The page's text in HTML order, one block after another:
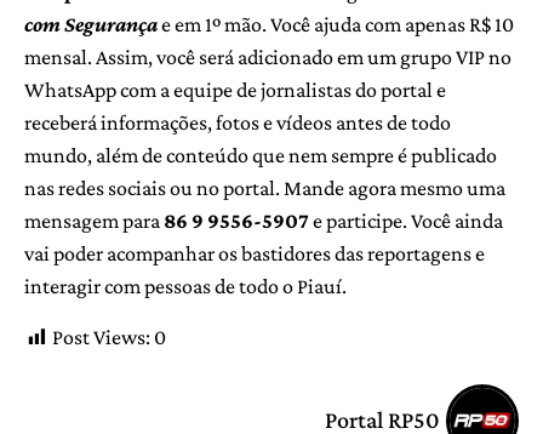
com Segurançae em 1º mão. Você ajuda com apenas R$ 10
mensal. Assim, você será adicionado em um grupo VIP no
WhatsApp com a equipe de jornalistas do portal e
receberá informações, fotos e vídeos antes de todo
mundo, além de conteúdo que nem sempre é publicado
nas redes sociais ou no portal. Mande agora mesmo uma
mensagem para 86 9 9556-5907e participe. Você ainda
vai poder acompanhar os bastidores das reportagens e
interagir com pessoas de todo o Piauí.
Post Views: 0
Portal RP50